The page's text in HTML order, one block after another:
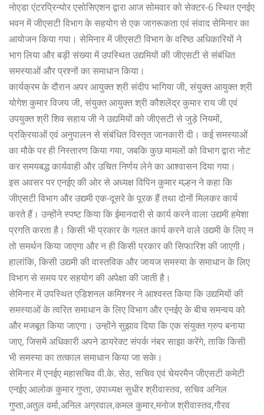
नोएडा एंटरप्रिन्योर एसोसिएशन द्वारा आज सोमवार को सेक्टर-6 स्थित एनईए
भवन में जीएसटी विभाग के सहयोग से एक जागरूकता एवं संवाद सेमिनार का
आयोजन किया गया। सेमिनार में जीएसटी विभाग के वरिष्ठ अधिकारियों ने
भाग लिया और बड़ी संख्या में उपस्थित उद्यमियों की जीएसटी से संबंधित
समस्याओं और प्रश्नों का समाधान किया।
कार्यक्रम के दौरान अपर आयुक्त श्री संदीप भागिया जी, संयुक्त आयुक्त श्री
योगेश कुमार विजय जी, संयुक्त आयुक्त श्री कौशलेंद्र कुमार राय जी एवं
उपयुक्त श्री शिव सहाय जी ने उद्यमियों को जीएसटी से जुड़े नियमों,
प्रक्रियाओं एवं अनुपालन से संबंधित विस्तृत जानकारी दी। कई समस्याओं
का मौके पर ही निस्तारण किया गया, जबकि कुछ मामलों को विभाग द्वारा नोट
कर समयबद्ध कार्यवाही और उचित निर्णय लेने का आश्वासन दिया गया।
इस अवसर पर एनईए की ओर से अध्यक्ष विपिन कुमार मल्हन ने कहा कि
जीएसटी विभाग और उद्यमी एक-दूसरे के पूरक हैं तथा दोनों मिलकर कार्य
करते हैं। उन्होंने स्पष्ट किया कि ईमानदारी से कार्य करने वाला उद्यमी हमेशा
प्रगति करता है। किसी भी प्रकार के गलत कार्य करने वाले उद्यमी के लिए न
तो समर्थन किया जाएगा और न ही किसी प्रकार की सिफारिश की जाएगी।
हालांकि, किसी उद्यमी की वास्तविक और जायज समस्या के समाधान के लिए
विभाग से समय पर सहयोग की अपेक्षा की जाती है।
सेमिनार में उपस्थित एडिशनल कमिश्नर ने आश्वस्त किया कि उद्यमियों की
समस्याओं के त्वरित समाधान के लिए विभाग और एनईए के बीच समन्वय को
और मजबूत किया जाएगा। उन्होंने सुझाव दिया कि एक संयुक्त ग्रुप बनाया
जाए, जिसमें अधिकारी अपने डायरेक्ट संपर्क नंबर साझा करेंगे, ताकि किसी
भी समस्या का तत्काल समाधान किया जा सके।
सेमिनार में एनईए महासचिव वी.के. सेठ, सचिव एवं चेयरमैन जीएसटी कमेटी
एनईए आलोक कुमार गुप्ता, उपाध्यक्ष सुधीर श्रीवास्तव, सचिव अनिल
गुप्ता,अतुल वर्मा,अनिल अग्रवाल,कमल कुमार,मनोज श्रीवास्तव,गौरव